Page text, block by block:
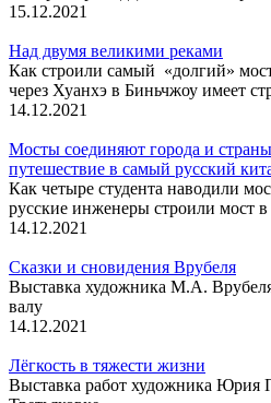
15.12.2021
Над двумя великими реками
Как строили самый «долгий»
через Хуанхэ в Биньчжоу имеет
14.12.2021
Мосты соединяют города и
путешествие в самый русский
Как четыре студента наводили
русские инженеры строили мост
14.12.2021
Сказки и сновидения Врубеля
Выставка художника М.А.
валу
14.12.2021
Лёгкость в тяжести жизни
Выставка работ художника Юрия